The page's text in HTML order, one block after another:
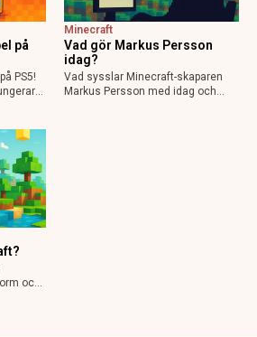
på
PS5!
Vad gör Markus Persson
idag?
Minecraft
Vad sysslar Minecraft-skaparen
Markus Persson med idag och
och